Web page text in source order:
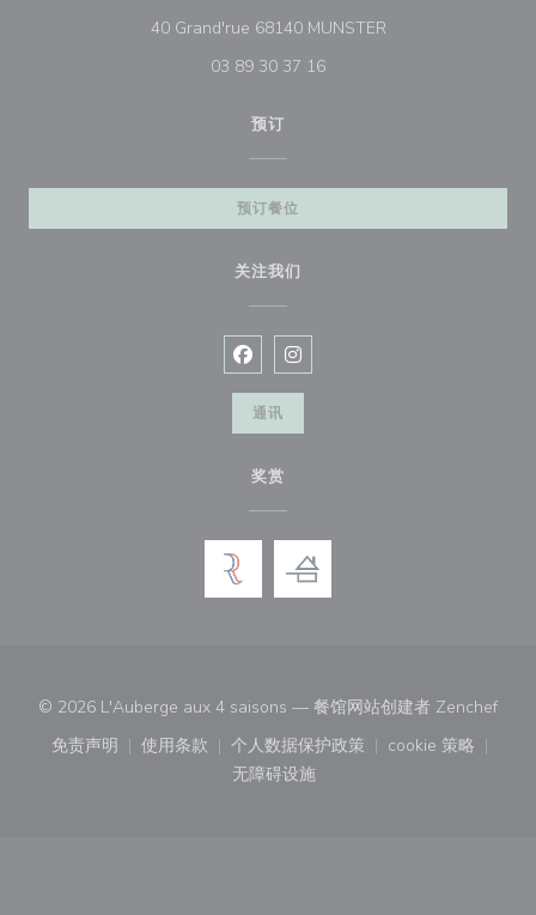
40 Grand'rue 68140 MUNSTER((在新窗口中打开))
03 89 30 37 16
预订
预订餐位
关注我们
Facebook ((在新窗口中打开))
Instagram ((在新窗口中打开))
通讯
奖赏
© 2026 L'Auberge aux 4 saisons — 餐馆网站创建者 Zenchef((在
免责声明
((在新窗口中打开))
使用条款
((在新窗口中打开))
个人数据保护政策
((在新窗口中打开))
cookie 策略
((在新窗口
无障碍设施
((在新窗口中打开))